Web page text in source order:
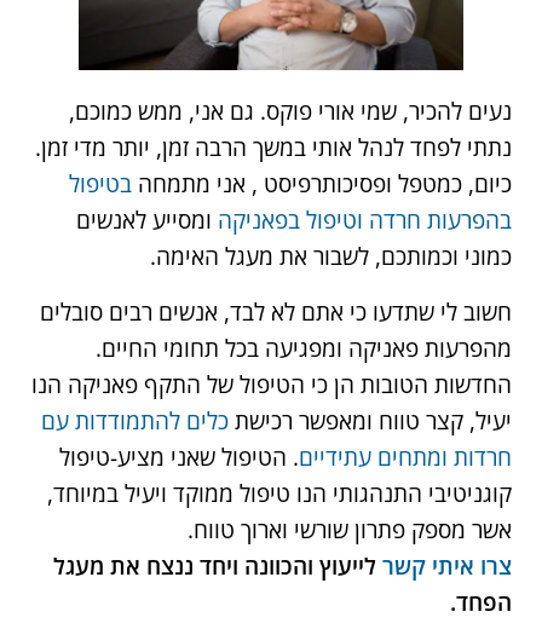
נעים להכיר, שמי אורי פוקס. גם אני, ממש כמוכם,
נתתי לפחד לנהל אותי במשך הרבה זמן, יותר מדי זמן.
כיום, כמטפל ופסיכותרפיסט , אני מתמחה בטיפול
בהפרעות חרדה וטיפול בפאניקה ומסייע לאנשים
כמוני וכמותכם, לשבור את מעגל האימה.
חשוב לי שתדעו כי אתם לא לבד, אנשים רבים סובלים
מהפרעות פאניקה ומפגיעה בכל תחומי החיים.
החדשות הטובות הן כי הטיפול של התקף פאניקה הנו
יעיל, קצר טווח ומאפשר רכישתכלים להתמודדות עם
חרדות ומתחים עתידיים. הטיפול שאני מציע-טיפול
קוגניטיבי התנהגותי הנו טיפול ממוקד ויעיל במיוחד,
אשר מספק פתרון שורשי וארוך טווח.
צרו איתי קשר לייעוץ והכוונה ויחד ננצח את מעגל
הפחד.